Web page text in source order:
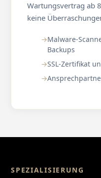
Wartungsvertrag ab
keine
Malware-
Backups
SSL-Zertifikat
SPEZIALISIERUNG